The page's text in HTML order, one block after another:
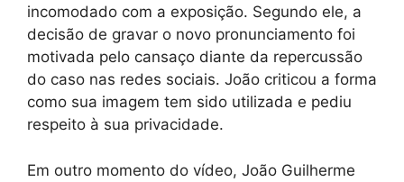
incomodado com a exposição. Segundo ele, a
decisão de gravar o novo pronunciamento foi
motivada pelo cansaço diante da repercussão
do caso nas redes sociais. João criticou a forma
como sua imagem tem sido utilizada e pediu
respeito à sua privacidade.
Em outro momento do vídeo, João Guilherme